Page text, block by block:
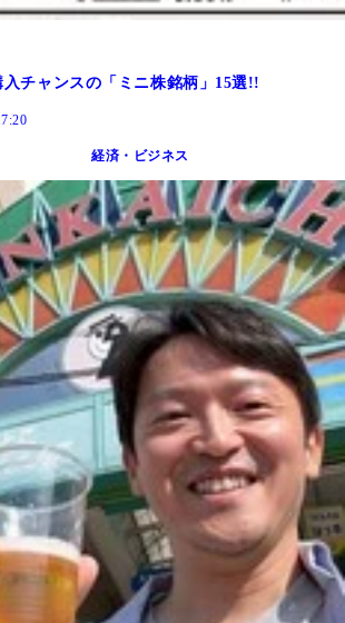
チャンスの「ミニ株銘柄」15選!!
経済・ビジネス